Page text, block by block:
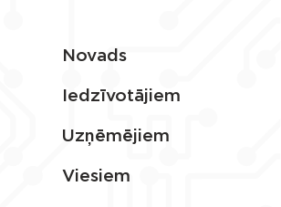
Novads
Iedzīvotājiem
Uzņēmējiem
Viesiem